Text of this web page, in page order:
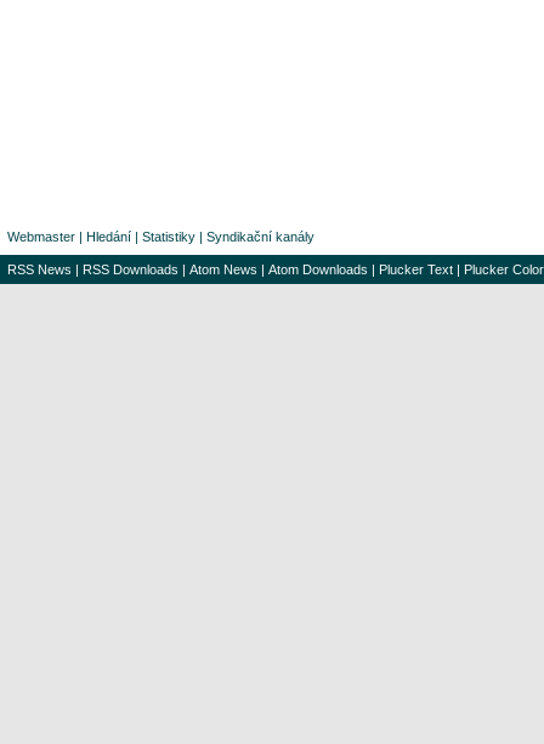
Webmaster | Hledání | Statistiky | Syndikační kanály
RSS News | RSS Downloads | Atom News | Atom Downloads | Plucker Text | Plucker Color